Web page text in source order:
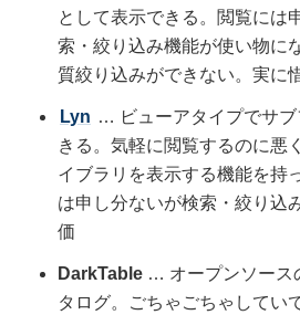
として表示できる。閲覧には
索・絞り込み機能が使い物に
質絞り込みができない。実に
Lyn … ビューアタイプでサ
きる。気軽に閲覧するのに悪
イブラリを表示する機能を持
は申し分ないが検索・絞り込
価
DarkTable … オープンソース
タログ。ごちゃごちゃしてい